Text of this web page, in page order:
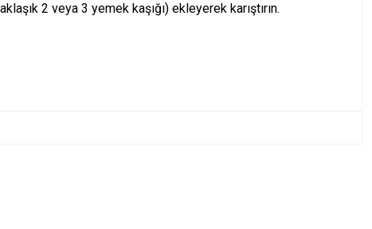
2 veya 3 yemek kaşığı) ekleyerek karıştırın.